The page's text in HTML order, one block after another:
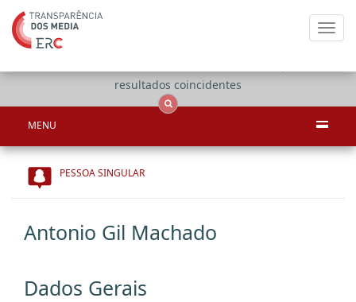
resultados coincidentes
MENU
PESSOA SINGULAR
Antonio Gil Machado
Dados Gerais